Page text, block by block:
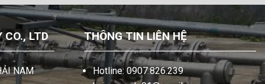
CO., LTD
NAM
THÔNG TIN LIÊN HỆ
Hotline: 0907.826.239